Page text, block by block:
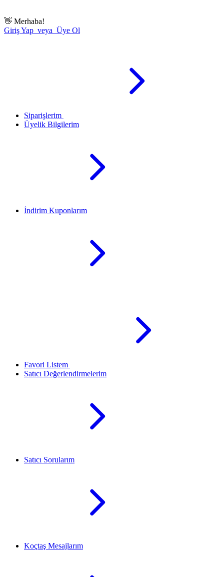
👋 Merhaba!
Giriş Yap veya Üye Ol
Siparişlerim
Üyelik Bilgilerim
İndirim Kuponlarım
Favori Listem
Satıcı Değerlendirmelerim
Satıcı Sorularım
Koçtaş Mesajlarım